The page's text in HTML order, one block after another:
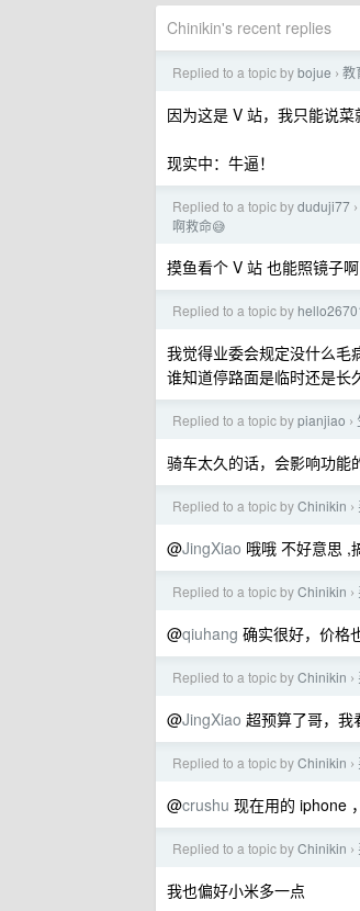
Chinikin's recent replies
Replied to a topic bybojue › 教
因为这是 V 站，我只能说菜
现实中：牛逼！
Replied to a topic byduduji77 ›
啊救命😅
摸鱼看个 V 站 也能照镜子啊
Replied to a topic by
我觉得业委会规定没什么毛
谁知道停路面是临时还是长
Replied to a topic bypianjiao ›
骑车太久的话，会影响功能
Replied to a topic byChinikin ›
@JingXiao 哦哦 不好意思 ,
Replied to a topic byChinikin ›
@qiuhang 确实很好，价格
Replied to a topic byChinikin ›
@JingXiao 超预算了哥，我
Replied to a topic byChinikin ›
@crushu 现在用的 iphone
Replied to a topic byChinikin ›
我也偏好小米多一点